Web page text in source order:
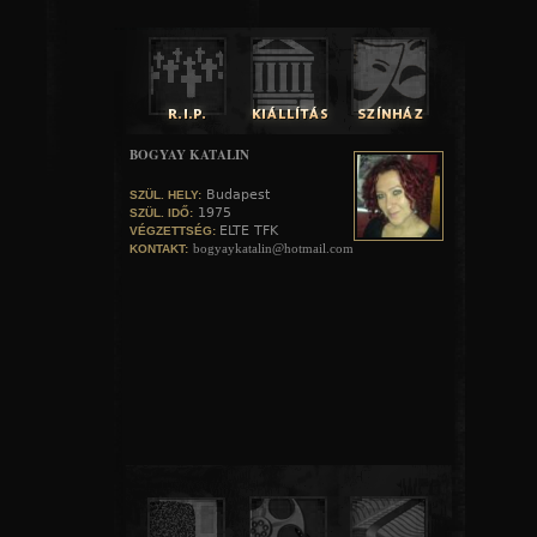
fennkölt szellemű férfi, pillanatra mélyebben
legközönségesebb; hogy tévedései időnként őrültségek
végre oly súlyosan kellett lakolni. Mindezekből
meggyőződésre jutunk, hogy azon férfi, ki oly sok
teremtett, minden időben csak néhány lépésnyire volt
XI. sz. p. 154./ A Baltimore Clipper leközölte Poe
szerint a költő "agyvértolulás" következtében hunyt el.
EDGAR ALLEN POE ELSŐ MAGYAR NYELVŰ FORDÍTÁSAI
BOGYAY KATALIN
SZÜL. HELY: Budapest
SZÜL. IDŐ: 1975
VÉGZETTSÉG: ELTE TFK
KONTAKT: bogyaykatalin@hotmail.com